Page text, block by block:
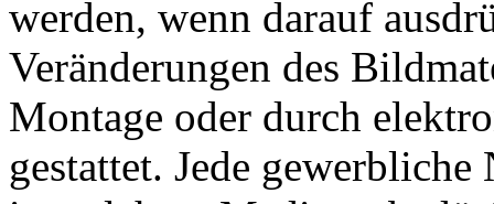
werden, wenn darauf
Veränderungen des
Montage oder durch
gestattet. Jede